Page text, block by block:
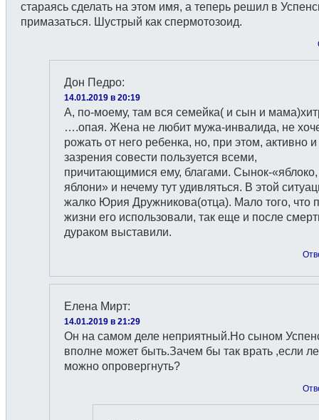
стараясь сделать на этом имя, а теперь решил в
примазаться. Шустрый как спермотозоид.
Дон Педро:
14.01.2019 в 20:19
А, по-моему, там вся семейка( и сын и
….опая. Жена не любит мужа-инвалида, не
рожать от него ребенка, но, при этом, активно и
зазрения совести пользуется всеми,
причитающимися ему, благами. Сынок-«яблоко,
яблони» и нечему тут удивляться. В этой
жалко Юрия Дружникова(отца). Мало того, что
жизни его использовали, так еще и после
дураком выставили.
Елена Мирт:
14.01.2019 в 21:29
Он на самом деле неприятный.Но сыном
вполне может быть.Зачем бы так врать ,если
можно опровергнуть?